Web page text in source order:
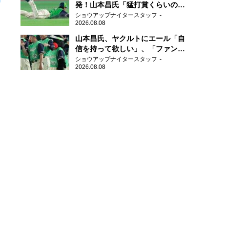
発！山本昌氏「猛打賞くらいの価
値」
ショウアップナイタースタッフ
2026.08.08
山本昌氏、ヤクルトにエール「自
信を持って欲しい」、「ファンの
方も毎日応援してくれています」
ショウアップナイタースタッフ
2026.08.08